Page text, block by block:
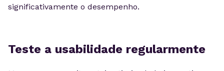
significativamente o desempenho.
Teste a usabilidade regularmente